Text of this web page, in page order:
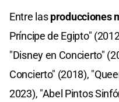
Entre lasproducciones
Príncipe de Egipto"
"Disney en Concierto"
Concierto" (2018),
2023), "Abel Pintos